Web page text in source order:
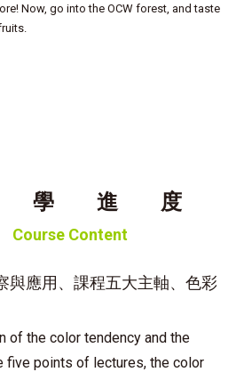
Now, go into the OCW forest, and taste
學 進 度
Course Content
與應用、課程五大主軸、色彩
of the color tendency and the
five points of lectures, the color